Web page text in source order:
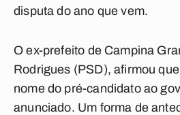
disputa do ano que vem.
O ex-prefeito de Campina
Rodrigues (PSD), afirmou
nome do pré-candidato ao
anunciado. Um forma de